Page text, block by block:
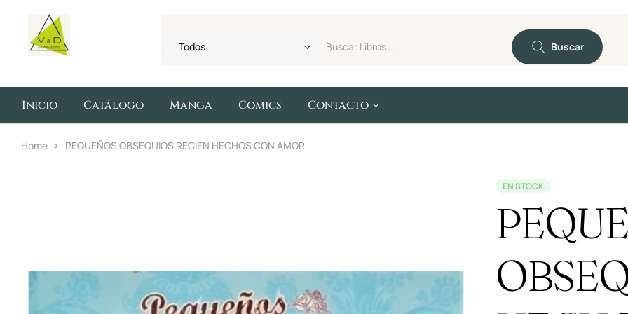
Buscar
Todos
Inicio Catálogo Manga Comics Contacto
Home PEQUEÑOS OBSEQUIOS RECIEN HECHOS CON AMOR
EN STOCK